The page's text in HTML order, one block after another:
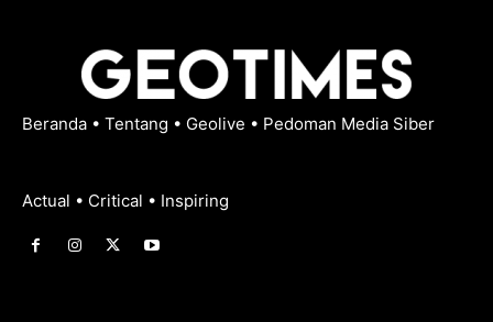
Beranda • Tentang • Geolive • Pedoman Media Siber
Actual • Critical • Inspiring